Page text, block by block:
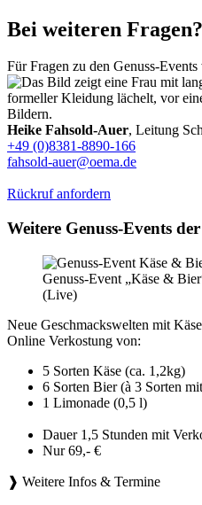
Bei weiteren
Für Fragen zu den Genuss-
Heike Fahsold-Auer, Leitung
+49 (0)8381-8890-166
fahsold-auer@oema.de
Rückruf anfordern
Weitere Genuss-Events
Genuss-Event „Käse &
(Live)
Neue Geschmackswelten mit
Online Verkostung von:
5 Sorten Käse (ca. 1,2kg)
6 Sorten Bier (à 3 Sorten
1 Limonade (0,5 l)
Dauer 1,5 Stunden mit
Nur 69,- €
❱ Weitere Infos & Termine